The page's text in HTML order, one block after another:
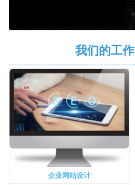
我们的工作
企业网站设计